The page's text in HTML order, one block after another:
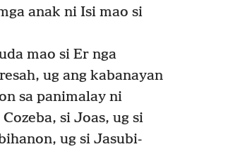
anak ni Isi mao si
mao si Er nga
ug ang kabanayan
sa panimalay ni
si Joas, ug si
ug si Jasubi-